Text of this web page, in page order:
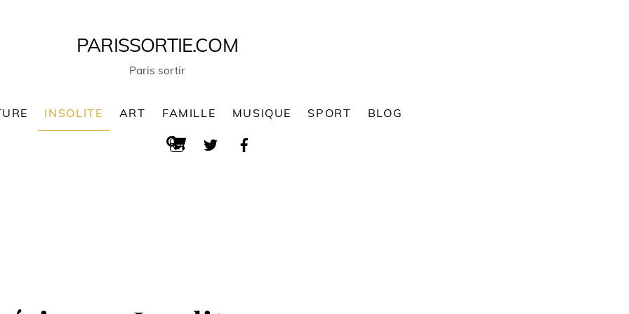
PARISSORTIE.COM
Paris sortir
Cart
Search
INSOLITE ART FAMILLE MUSIQUE SPORT BLOG